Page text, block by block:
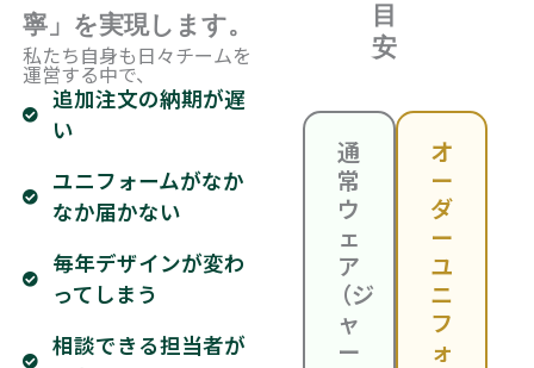
寧」を実現します。
私たち自身も日々チームを
運営する中で、
追加注文の納期が遅
い
ユニフォームがなか
なか届かない
毎年デザインが変わ
ってしまう
相談できる担当者が
目
安
通
常
ウ
ェ
ア
（ジ
ャ
ー
オ
ー
ダ
ー
ユ
ニ
フ
ォ